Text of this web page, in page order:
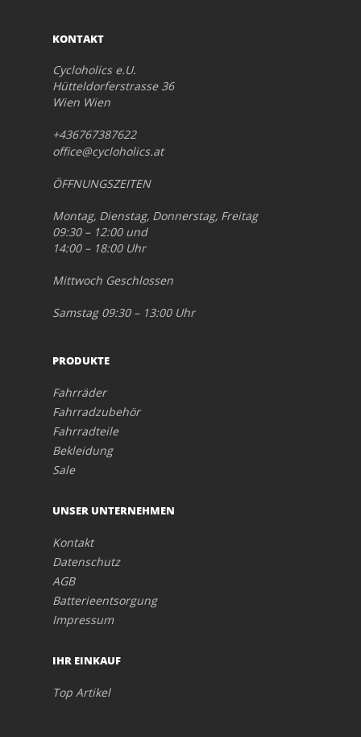
KONTAKT
Cycloholics e.U.
Hütteldorferstrasse 36
Wien Wien
+436767387622
office@cycloholics.at
ÖFFNUNGSZEITEN
Montag, Dienstag, Donnerstag, Freitag
09:30 – 12:00 und
14:00 – 18:00 Uhr
Mittwoch Geschlossen
Samstag 09:30 – 13:00 Uhr
PRODUKTE
Fahrräder
Fahrradzubehör
Fahrradteile
Bekleidung
Sale
UNSER UNTERNEHMEN
Kontakt
Datenschutz
AGB
Batterieentsorgung
Impressum
IHR EINKAUF
Top Artikel